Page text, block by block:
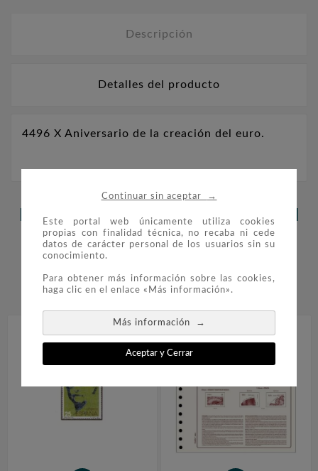
Continuar sin aceptar →
Este portal web únicamente utiliza cookies
propias con finalidad técnica, no recaba ni cede
datos de carácter personal de los usuarios sin su
conocimiento.
Para obtener más información sobre las cookies,
haga clic en el enlace «Más información».
Más información →
Aceptar y Cerrar
Descripción
Detalles del producto
4496 X Aniversario de la creación del euro.
LOS CLIENTES QUE ADQUIRIERON
ESTE PRODUCTO TAMBIÉN
 